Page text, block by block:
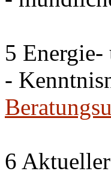
5
-
6